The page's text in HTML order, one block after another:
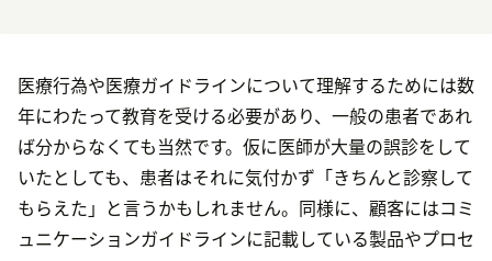
医療行為や医療ガイドラインについて理解するためには数
年にわたって教育を受ける必要があり、一般の患者であれ
ば分からなくても当然です。仮に医師が大量の誤診をして
いたとしても、患者はそれに気付かず「きちんと診察して
もらえた」と言うかもしれません。同様に、顧客にはコミ
ュニケーションガイドラインに記載している製品やプロセ